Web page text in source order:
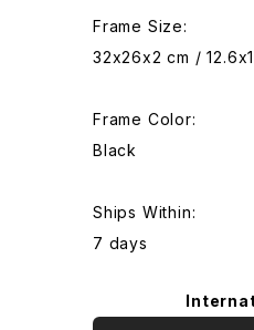
Frame Size:
32x26x2 cm /
Frame Color:
Black
Ships Within:
7 days